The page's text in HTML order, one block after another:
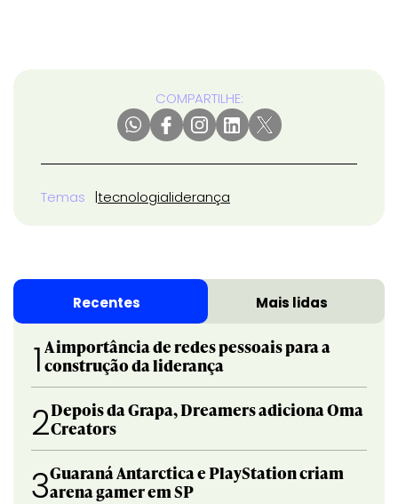
COMPARTILHE:
Temas tecnologialiderança
Recentes Mais lidas
1 A importância de redes pessoais para a
construção da liderança
2Depois da Grapa, Dreamers adiciona Oma
Creators
3Guaraná Antarctica e PlayStation criam
arena gamer em SP